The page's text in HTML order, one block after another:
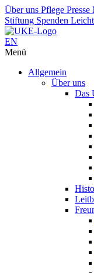
Über uns Pflege Presse
Stiftung Spenden
EN
Menü
Allgemein
Über uns
Das